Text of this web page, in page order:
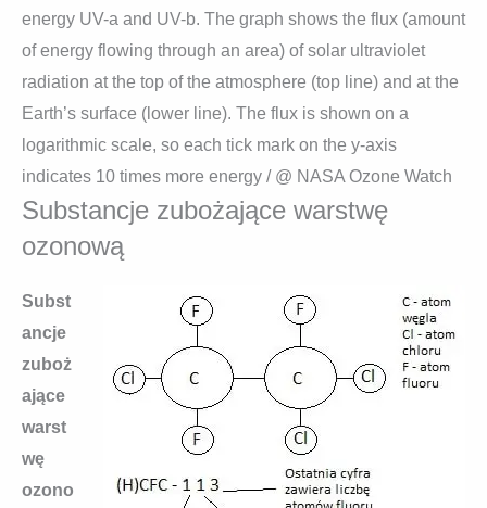
energy UV-a and UV-b. The graph shows the flux (amount
of energy flowing through an area) of solar ultraviolet
radiation at the top of the atmosphere (top line) and at the
Earth’s surface (lower line). The flux is shown on a
logarithmic scale, so each tick mark on the y-axis
indicates 10 times more energy / @ NASA Ozone Watch
Substancje zubożające warstwę
ozonową
Subst
ancje
zuboż
ające
warst
wę
ozono